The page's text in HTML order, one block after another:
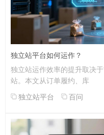
独立站平台如何运作？
独立站运作效率的提升取决
站。本文从订单履约、库
独立站平台
百问